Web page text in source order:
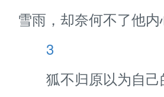
雪雨，却奈何不了他内
3
狐不归原以为自己